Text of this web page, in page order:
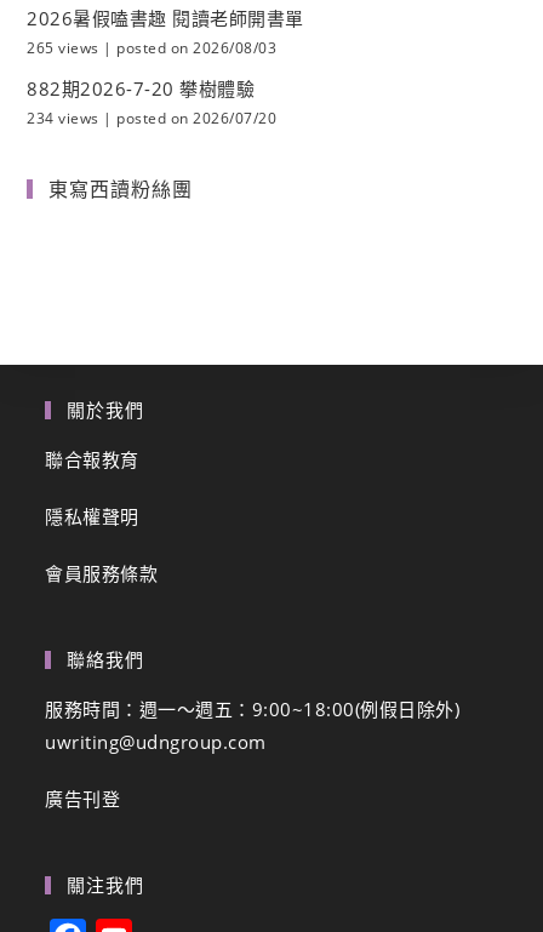
2026暑假嗑書趣 閱讀老師開書單
265 views | posted on 2026/08/03
882期2026-7-20 攀樹體驗
234 views | posted on 2026/07/20
東寫西讀粉絲團
關於我們
聯合報教育
隱私權聲明
會員服務條款
聯絡我們
服務時間：週一～週五：9:00~18:00(例假日除外)
uwriting@udngroup.com
廣告刊登
關注我們